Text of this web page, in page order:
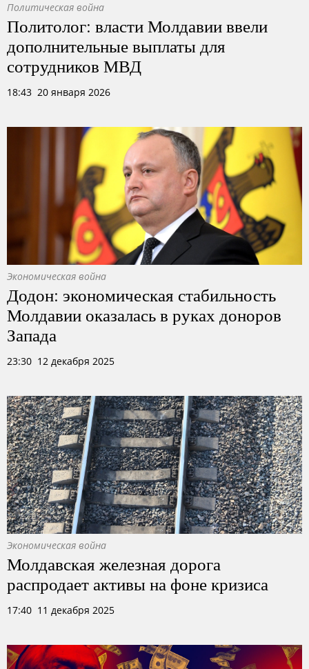
Политическая война
Политолог: власти Молдавии ввели
дополнительные выплаты для
сотрудников МВД
18:43 20 января 2026
Экономическая война
Додон: экономическая стабильность
Молдавии оказалась в руках доноров
Запада
23:30 12 декабря 2025
Экономическая война
Молдавская железная дорога
распродает активы на фоне кризиса
17:40 11 декабря 2025